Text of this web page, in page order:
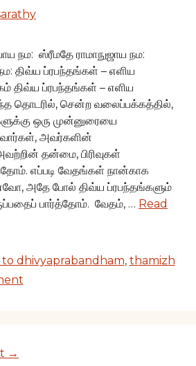
நம: ஸ்ரீமதே ராமாநுஜாய நம:
திவ்ய ப்ரபந்தங்கள் – எளிய
திவ்ய ப்ரபந்தங்கள் – எளிய
தொடரில், சென்ற வலைப்பக்கத்தில்,
ஒரு முன்னுரையை
அவர்களின்
தன்மை, பிரிவுகள்
எப்படி வேதங்கள் நான்காக
அதே போல் திவ்ய ப்ரபந்தங்களும்
பார்த்தோம். வேதம், … Read
dhivyaprabandham, thamizh
→